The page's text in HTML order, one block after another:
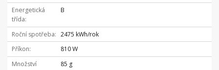
Energetická
třída
B
Roční spotřeba
2475 kWh/rok
Příkon
810 W
Množství
85 g